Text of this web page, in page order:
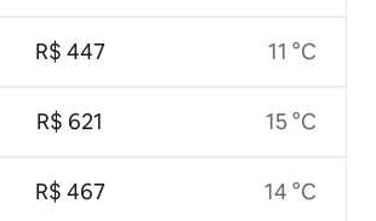
R$ 447
R$ 621
R$ 467
11 °C
15 °C
14 °C